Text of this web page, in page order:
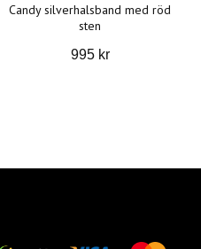
Candy silverhalsband med röd
sten
995 kr